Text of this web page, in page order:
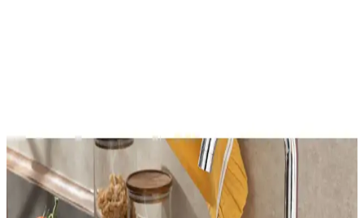
Homie Line 3 Parça Kare Lavabo Banyo Seti
Modern ve Dayanıklı Tasarım
Homie'nin kare lavabo seti, modern tasarımı ve dayanıklı